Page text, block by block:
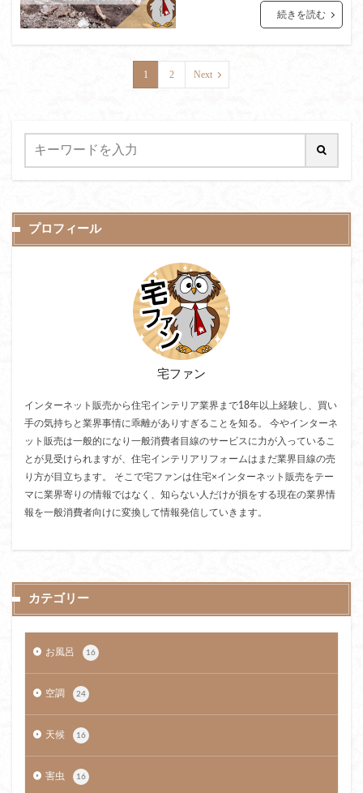
続きを読む
1 2 Next
プロフィール
宅ファン
インターネット販売から住宅インテリア業界まで18年以上経験し、買い
手の気持ちと業界事情に乖離がありすぎることを知る。 今やインターネ
ット販売は一般的になり一般消費者目線のサービスに力が入っているこ
とが見受けられますが、住宅インテリアリフォームはまだ業界目線の売
り方が目立ちます。 そこで宅ファンは住宅×インターネット販売をテー
マに業界寄りの情報ではなく、知らない人だけが損をする現在の業界情
報を一般消費者向けに変換して情報発信していきます。
カテゴリー
お風呂 16
空調 24
天候 16
害虫 16